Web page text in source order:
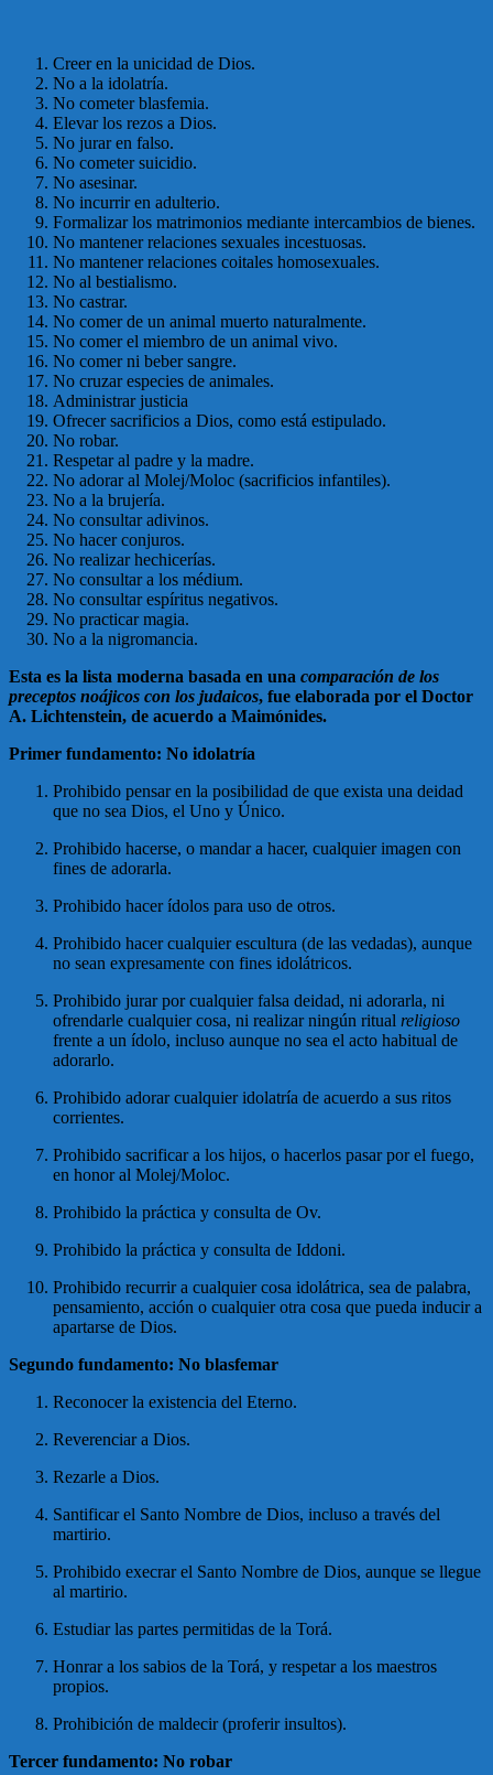
Creer en la unicidad de Dios.
No a la idolatría.
No cometer blasfemia.
Elevar los rezos a Dios.
No jurar en falso.
No cometer suicidio.
No asesinar.
No incurrir en adulterio.
Formalizar los matrimonios mediante intercambios de bienes.
No mantener relaciones sexuales incestuosas.
No mantener relaciones coitales homosexuales.
No al bestialismo.
No castrar.
No comer de un animal muerto naturalmente.
No comer el miembro de un animal vivo.
No comer ni beber sangre.
No cruzar especies de animales.
Administrar justicia
Ofrecer sacrificios a Dios, como está estipulado.
No robar.
Respetar al padre y la madre.
No adorar al Molej/Moloc (sacrificios infantiles).
No a la brujería.
No consultar adivinos.
No hacer conjuros.
No realizar hechicerías.
No consultar a los médium.
No consultar espíritus negativos.
No practicar magia.
No a la nigromancia.
Esta es la lista moderna basada en una comparación de los
preceptos noájicos con los judaicos, fue elaborada por el Doctor
A. Lichtenstein, de acuerdo a Maimónides.
Primer fundamento: No idolatría
Prohibido pensar en la posibilidad de que exista una deidad
que no sea Dios, el Uno y Único.
Prohibido hacerse, o mandar a hacer, cualquier imagen con
fines de adorarla.
Prohibido hacer ídolos para uso de otros.
Prohibido hacer cualquier escultura (de las vedadas), aunque
no sean expresamente con fines idolátricos.
Prohibido jurar por cualquier falsa deidad, ni adorarla, ni
ofrendarle cualquier cosa, ni realizar ningún ritual religioso
frente a un ídolo, incluso aunque no sea el acto habitual de
adorarlo.
Prohibido adorar cualquier idolatría de acuerdo a sus ritos
corrientes.
Prohibido sacrificar a los hijos, o hacerlos pasar por el fuego,
en honor al Molej/Moloc.
Prohibido la práctica y consulta de Ov.
Prohibido la práctica y consulta de Iddoni.
Prohibido recurrir a cualquier cosa idolátrica, sea de palabra,
pensamiento, acción o cualquier otra cosa que pueda inducir a
apartarse de Dios.
Segundo fundamento: No blasfemar
Reconocer la existencia del Eterno.
Reverenciar a Dios.
Rezarle a Dios.
Santificar el Santo Nombre de Dios, incluso a través del
martirio.
Prohibido execrar el Santo Nombre de Dios, aunque se llegue
al martirio.
Estudiar las partes permitidas de la Torá.
Honrar a los sabios de la Torá, y respetar a los maestros
propios.
Prohibición de maldecir (proferir insultos).
Tercer fundamento: No robar